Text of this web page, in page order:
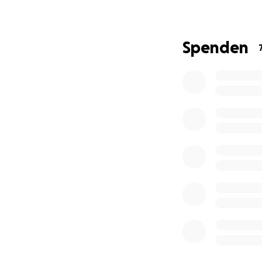
Alle
Urlaub, um Teil
Spenden